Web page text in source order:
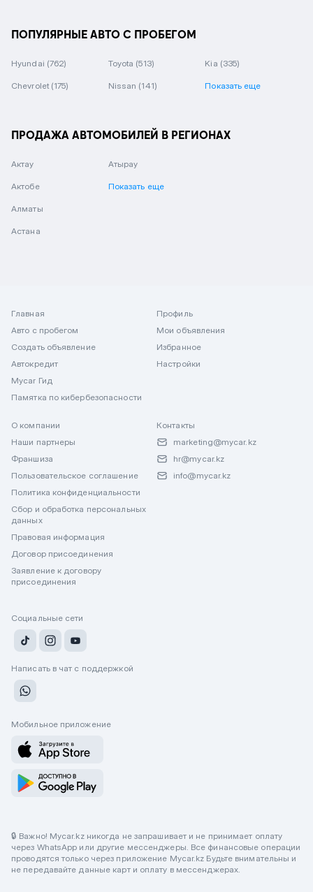
ПОПУЛЯРНЫЕ АВТО С ПРОБЕГОМ
Hyundai (762) Toyota (513) Kia (335)
Chevrolet (175) Nissan (141) Показать еще
ПРОДАЖА АВТОМОБИЛЕЙ В РЕГИОНАХ
Актау
Актобе
Алматы
Астана
Атырау
Показать еще
Главная
Авто с пробегом
Создать объявление
Автокредит
Mycar Гид
Памятка по кибербезопасности
Профиль
Мои объявления
Избранное
Настройки
О компании
Наши партнеры
Франшиза
Пользовательское соглашение
Политика конфиденциальности
Сбор и обработка персональных
данных
Правовая информация
Договор присоединения
Заявление к договору
присоединения
Контакты
marketing@mycar.kz
hr@mycar.kz
info@mycar.kz
Социальные сети
Написать в чат с поддержкой
Мобильное приложение
🔒 Важно! Mycar.kz никогда не запрашивает и не принимает оплату
через WhatsApp или другие мессенджеры. Все финансовые операции
проводятся только через приложение Mycar.kz Будьте внимательны и
не передавайте данные карт и оплату в мессенджерах.